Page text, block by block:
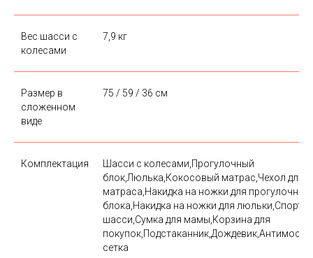
Вес шасси с
колесами
7,9 кг
Размер в
сложенном
виде
75 / 59 / 36 см
Комплектация
Шасси с колесами,Прогулочный
блок,Люлька,Кокосовый матрас,Чехол для
матраса,Накидка на ножки для
блока,Накидка на ножки для
шасси,Сумка для мамы,Корзина для
сетка